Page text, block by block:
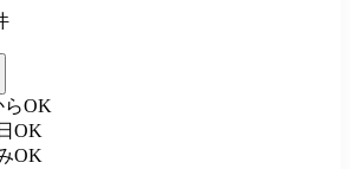
らOK
OK
OK